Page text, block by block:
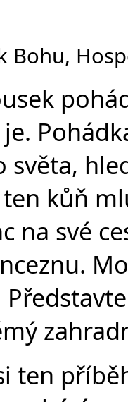
Bohu,
světa,
kůň
na své
ten